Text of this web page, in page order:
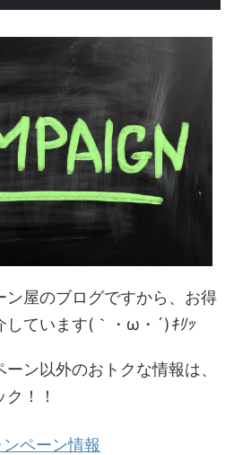
ン屋のブログですから、お得
しています(｀・ω・´)ｷﾘｯ
ン以外のおトクな情報は、
！！
ペーン情報